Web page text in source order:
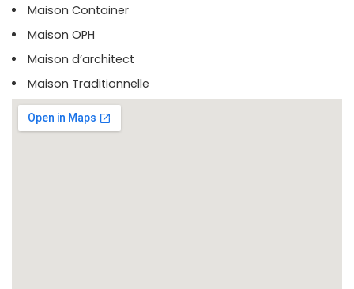
Maison Container
Maison OPH
Maison d’architect
Maison Traditionnelle